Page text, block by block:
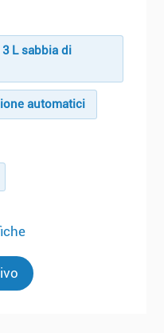
L sabbia di
automatici